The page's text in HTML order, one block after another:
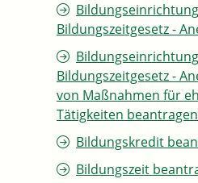
Bildungszeitgesetz -
Bildungszeitgesetz -
von Maßnahmen für
Tätigkeiten beantragen
Bildungskredit
Bildungszeit